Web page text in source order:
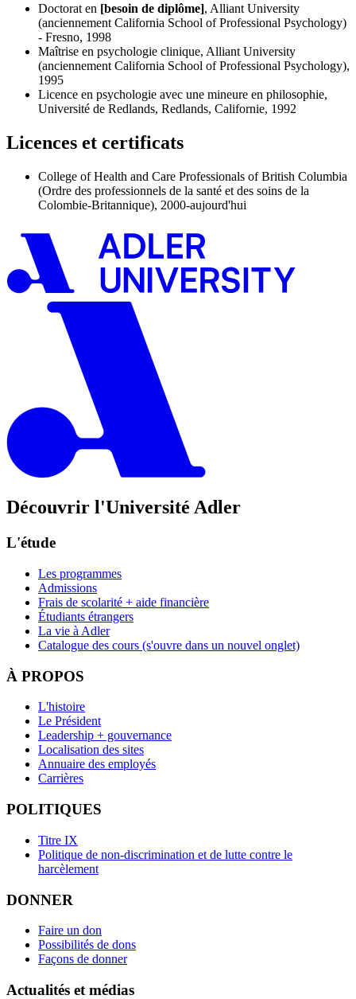
Doctorat en [besoin de diplôme], Alliant University
(anciennement California School of Professional Psychology)
- Fresno, 1998
Maîtrise en psychologie clinique, Alliant University
(anciennement California School of Professional Psychology),
1995
Licence en psychologie avec une mineure en philosophie,
Université de Redlands, Redlands, Californie, 1992
Licences et certificats
College of Health and Care Professionals of British Columbia
(Ordre des professionnels de la santé et des soins de la
Colombie-Britannique), 2000-aujourd'hui
Découvrir l'Université Adler
L'étude
Les programmes
Admissions
Frais de scolarité + aide financière
Étudiants étrangers
La vie à Adler
Catalogue des cours (s'ouvre dans un nouvel onglet)
À PROPOS
L'histoire
Le Président
Leadership + gouvernance
Localisation des sites
Annuaire des employés
Carrières
POLITIQUES
Titre IX
Politique de non-discrimination et de lutte contre le
harcèlement
DONNER
Faire un don
Possibilités de dons
Façons de donner
Actualités et médias